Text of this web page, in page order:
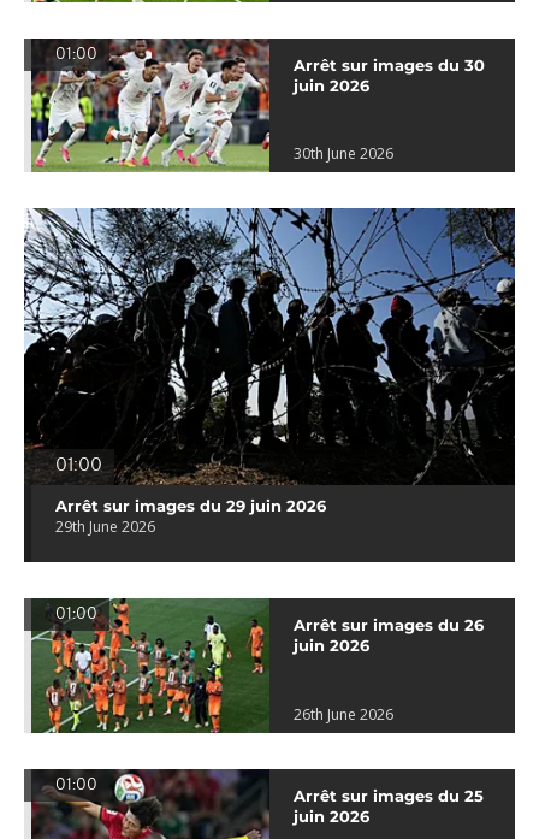
01:00
Arrêt sur images du 30
juin 2026
30th June 2026
01:00
Arrêt sur images du 29 juin 2026
29th June 2026
01:00
Arrêt sur images du 26
juin 2026
26th June 2026
01:00
Arrêt sur images du 25
juin 2026